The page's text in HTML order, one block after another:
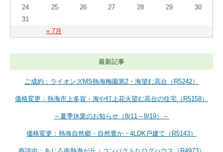
« 7月
24
25 26 27 28 29
30
31
最新記事
ご成約：ライオンズMS熱海梅園第2・海望む高台（R5242）
価格変更：熱海市上多賀・海や打上花火望む高台の住宅（R5158）
～夏季休業のお知らせ（8/11～8/19）～
価格変更：熱海自然郷・自然豊か・4LDK戸建て（R5143）